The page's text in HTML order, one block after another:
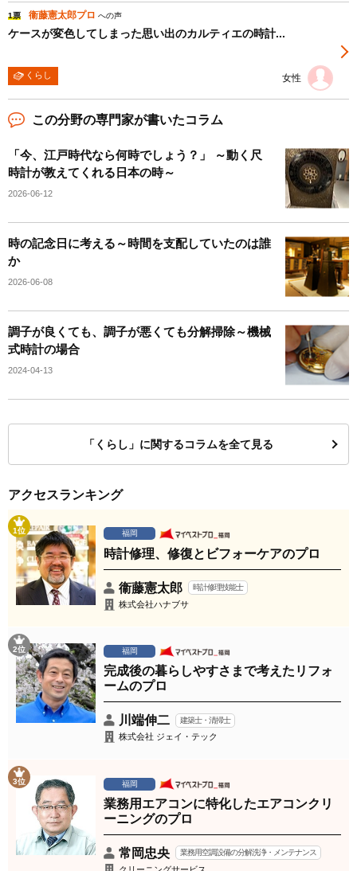
1票 衞藤憲太郎プロ への声
ケースが変色してしまった思い出のカルティエの時計...
くらし 女性
この分野の専門家が書いたコラム
「今、江戸時代なら何時でしょう？」 ～動く尺
時計が教えてくれる日本の時～
2026-06-12
時の記念日に考える～時間を支配していたのは誰
か
2026-06-08
調子が良くても、調子が悪くても分解掃除～機械
式時計の場合
2024-04-13
「くらし」に関するコラムを全て見る
アクセスランキング
1位 福岡
時計修理、修復とビフォーケアのプロ
衞藤憲太郎 時計修理技能士
株式会社ハナブサ
2位 福岡
完成後の暮らしやすさまで考えたリフォ
ームのプロ
川端伸二 建築士・清掃士
株式会社 ジェイ・テック
3位 福岡
業務用エアコンに特化したエアコンクリ
ーニングのプロ
常岡忠央 業務用空調設備の分解洗浄・メンテナンス